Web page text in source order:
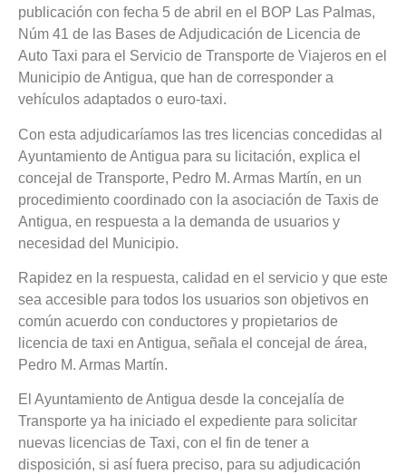
publicación con fecha 5 de abril en el BOP Las Palmas,
Núm 41 de las Bases de Adjudicación de Licencia de
Auto Taxi para el Servicio de Transporte de Viajeros en el
Municipio de Antigua, que han de corresponder a
vehículos adaptados o euro-taxi.
Con esta adjudicaríamos las tres licencias concedidas al
Ayuntamiento de Antigua para su licitación, explica el
concejal de Transporte, Pedro M. Armas Martín, en un
procedimiento coordinado con la asociación de Taxis de
Antigua, en respuesta a la demanda de usuarios y
necesidad del Municipio.
Rapidez en la respuesta, calidad en el servicio y que este
sea accesible para todos los usuarios son objetivos en
común acuerdo con conductores y propietarios de
licencia de taxi en Antigua, señala el concejal de área,
Pedro M. Armas Martín.
El Ayuntamiento de Antigua desde la concejalía de
Transporte ya ha iniciado el expediente para solicitar
nuevas licencias de Taxi, con el fin de tener a
disposición, si así fuera preciso, para su adjudicación